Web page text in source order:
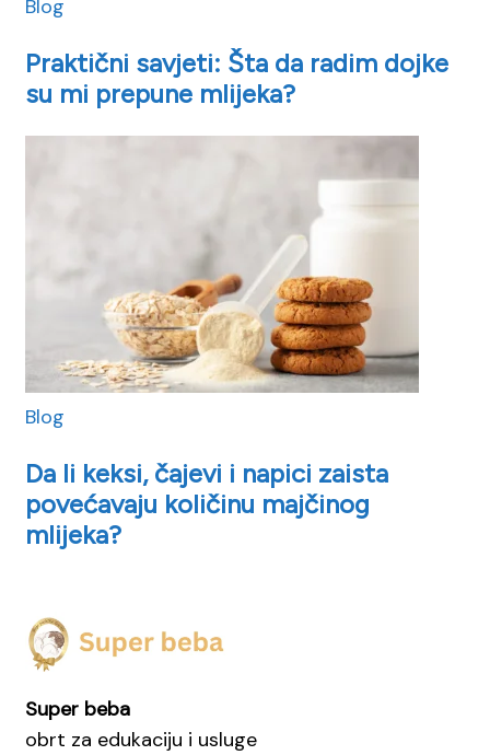
Blog
Praktični savjeti: Šta da radim dojke
su mi prepune mlijeka?
Blog
Da li keksi, čajevi i napici zaista
povećavaju količinu majčinog
mlijeka?
Super beba
obrt za edukaciju i usluge